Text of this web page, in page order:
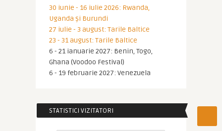
30 iunie - 16 iulie 2026: Rwanda,
Uganda și Burundi
27 iulie - 3 august: Tarile Baltice
23 - 31 august: Tarile Baltice
6 - 21 ianuarie 2027: Benin, Togo,
Ghana (Voodoo Festival)
6 - 19 februarie 2027: Venezuela
STATISTICI VIZITATORI